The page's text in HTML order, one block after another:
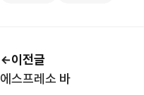
이전글
에스프레소 바